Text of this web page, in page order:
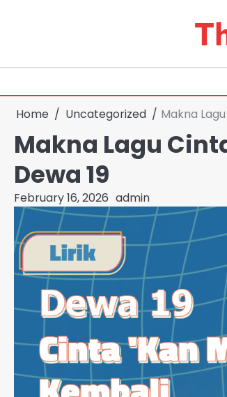
Home Uncategorized Makna
Makna Lagu
Dewa 19
February 16, 2026 admin